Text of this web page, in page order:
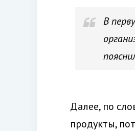
В
Далее, по
продукты,